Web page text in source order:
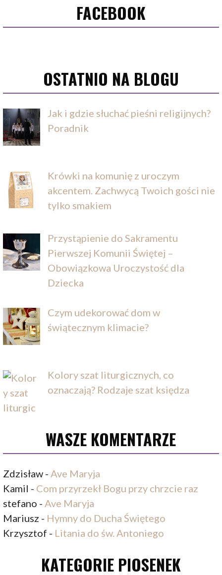
FACEBOOK
OSTATNIO NA BLOGU
Jak i gdzie słuchać pieśni religijnych?
Poradnik
Krówki na komunię z uroczym
akcentem. Zachwycą Twoich gości nie
tylko smakiem
Przystąpienie do Sakramentu
Pierwszej Komunii Świętej –
Obowiązkowa Uroczystość dla
Dziecka
Czym udekorować dom w
świątecznym klimacie?
Kolory szat liturgicznych, co
oznaczają? Rodzaje szat księdza
WASZE KOMENTARZE
Zdzisław - Ave Maryja
Kamil - Com przyrzekł Bogu przy chrzcie raz
stefano - Ave Maryja
Mariusz - Hymny do Ducha Świętego
Krzysztof - Litania do św. Antoniego
KATEGORIE PIOSENEK